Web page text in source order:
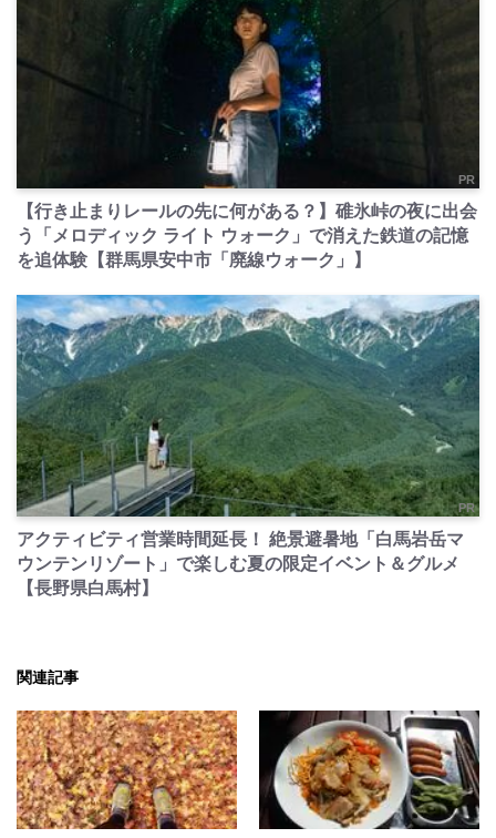
PR
【行き止まりレールの先に何がある？】碓氷峠の夜に出会
う「メロディック ライト ウォーク」で消えた鉄道の記憶
を追体験【群馬県安中市「廃線ウォーク」】
PR
アクティビティ営業時間延長！ 絶景避暑地「白馬岩岳マ
ウンテンリゾート」で楽しむ夏の限定イベント＆グルメ
【長野県白馬村】
関連記事